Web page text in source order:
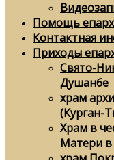
Помощь
Контактная
Приходы
Свято-
Душанбе
храм
(Курган-
Храм в
Матери в